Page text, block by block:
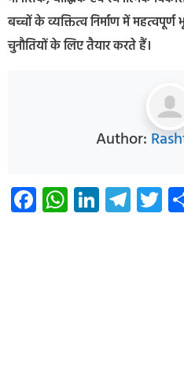
बच्चों के व्यक्तित्व निर्माण में
चुनौतियों के लिए तैयार करते हैं।
Author:
Facebook